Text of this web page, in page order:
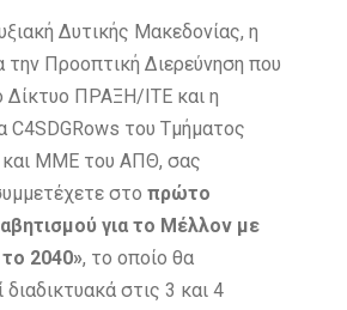
Δυτικής Μακεδονίας, η
την Προοπτική Διερεύνηση που
Δίκτυο ΠΡΑΞΗ/ΙΤΕ και η
C4SDGRows του Τμήματος
και ΜΜΕ του ΑΠΘ, σας
στο πρώτο
για το Μέλλον με
2040», το οποίο θα
στις 3 και 4